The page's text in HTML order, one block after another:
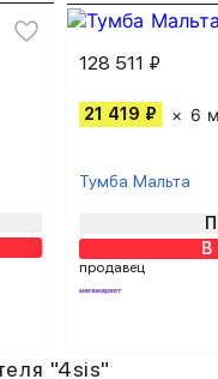
128 511 ₽
21 419 ₽ 6
Тумба Мальта
В
продавец
"4sis"